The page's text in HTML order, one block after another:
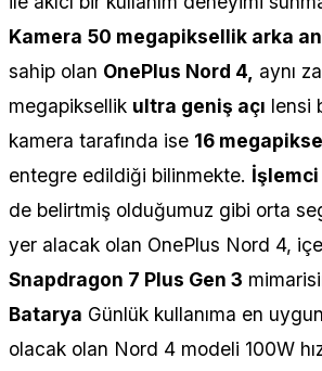
Kamera 50 megapiksellik arka
sahip olan OnePlus Nord 4, aynı
megapiksellik ultra geniş açı lensi
kamera tarafında ise 16
entegre edildiği bilinmekte. İşlemci
de belirtmiş olduğumuz gibi orta
yer alacak olan OnePlus Nord 4,
Snapdragon 7 Plus Gen 3
Batarya Günlük kullanıma en
olacak olan Nord 4 modeli 100W